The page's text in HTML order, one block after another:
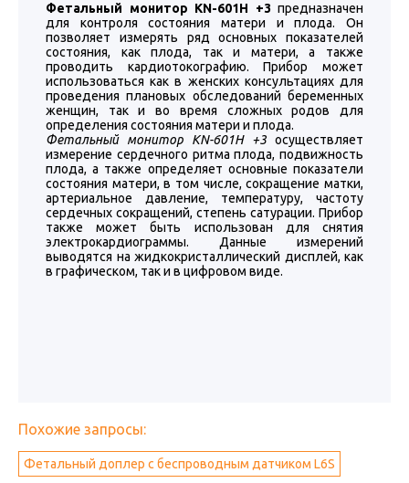
Фетальный монитор KN-601H +3 предназначен
для контроля состояния матери и плода. Он
позволяет измерять ряд основных показателей
состояния, как плода, так и матери, а также
проводить кардиотокографию. Прибор может
использоваться как в женских консультациях для
проведения плановых обследований беременных
женщин, так и во время сложных родов для
определения состояния матери и плода.
Фетальный монитор KN-601H +3 осуществляет
измерение сердечного ритма плода, подвижность
плода, а также определяет основные показатели
состояния матери, в том числе, сокращение матки,
артериальное давление, температуру, частоту
сердечных сокращений, степень сатурации. Прибор
также может быть использован для снятия
электрокардиограммы. Данные измерений
выводятся на жидкокристаллический дисплей, как
в графическом, так и в цифровом виде.
Похожие запросы:
Фетальный доплер с беспроводным датчиком L6S